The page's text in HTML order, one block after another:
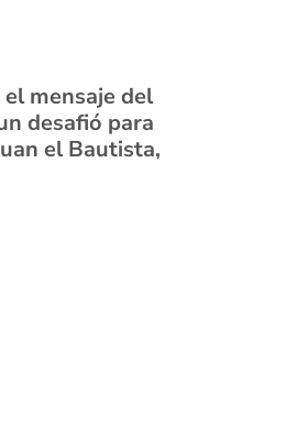
mensaje del
desafió para
el Bautista,